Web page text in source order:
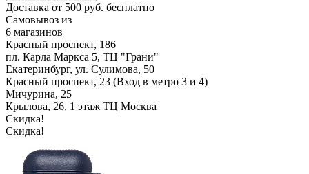
Доставка от 500 руб. бесплатно
Самовывоз из
6 магазинов
Красный проспект, 186
пл. Карла Маркса 5, ТЦ "Грани"
Екатеринбург, ул. Сулимова, 50
Красный проспект, 23 (Вход в метро 3 и 4)
Мичурина, 25
Крылова, 26, 1 этаж ТЦ Москва
Скидка!
Скидка!